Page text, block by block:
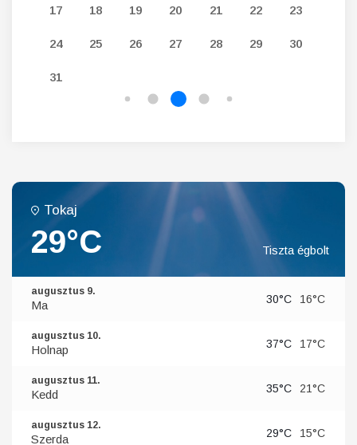
17 18 19 20 21 22 23
24 25 26 27 28 29 30
31
Tokaj
29°C Tiszta égbolt
augusztus 9.
Ma 30°C 16°C
augusztus 10.
Holnap 37°C 17°C
augusztus 11.
Kedd 35°C 21°C
augusztus 12.
Szerda 29°C 15°C